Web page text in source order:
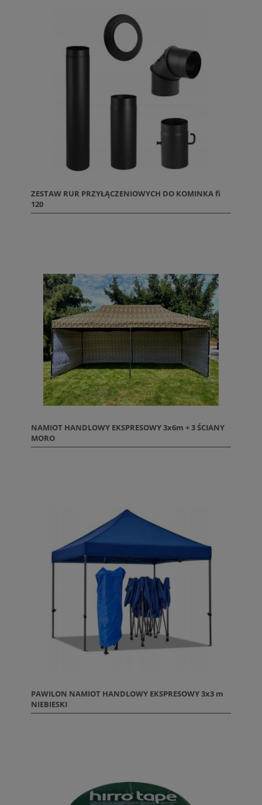
ZESTAW RUR PRZYŁĄCZENIOWYCH DO KOMINKA fi
120
NAMIOT HANDLOWY EKSPRESOWY 3x6m + 3 ŚCIANY
MORO
PAWILON NAMIOT HANDLOWY EKSPRESOWY 3x3 m
NIEBIESKI